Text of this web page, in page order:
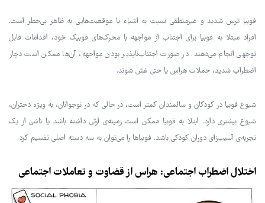
فوبیا ترس شدید و غیرمنطقی نسبت به اشیاء یا موقعیت‌هایی به ظاهر بی‌خطر است.
افراد مبتلا به فوبیا برای اجتناب از مواجهه با محرک‌های فوبیک خود، اقدامات قابل
توجهی انجام می‌دهند. در صورت اجتناب‌ناپذیر بودن مواجهه، آن‌ها ممکن است دچار
اضطراب شدید، حملات هراس یا حتی غش شوند.
شیوع فوبیا در کودکان و سالمندان کمتر است، در حالی که در نوجوانان، به ویژه دختران،
شیوع بیشتری دارد. ابتلا به فوبیا ممکن است زمینه‌ی ارثی داشته باشد یا ناشی از یک
تجربه‌ی آسیب‌زای دوران کودکی باشد. فوبیاها را می‌توان به سه دسته اصلی تقسیم کرد:
اختلال اضطراب اجتماعی: هراس از قضاوت و تعاملات اجتماعی